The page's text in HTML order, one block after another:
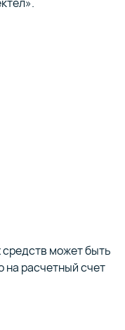
может быть
на расчетный счет